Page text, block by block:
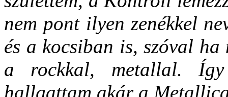
nem pont ilyen zenékkel
és a kocsiban is, szóval
a rockkal, metallal.
hallgattam akár a